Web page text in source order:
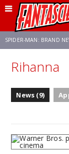
SPIDER-MAN: BRAND
FRANCO RICCIARDIELLO
Rihanna
News (9)